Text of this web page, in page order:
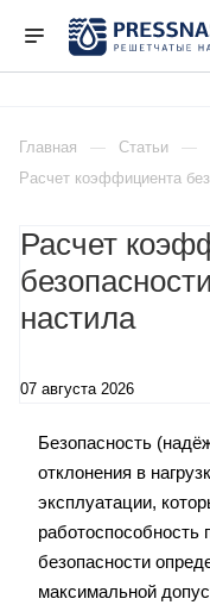
Главная
Статьи
Расчет коэффициента
Расчет
настила
07 августа 2026
Безопасность
отклонения в
эксплуатации,
безопасности
максимальной